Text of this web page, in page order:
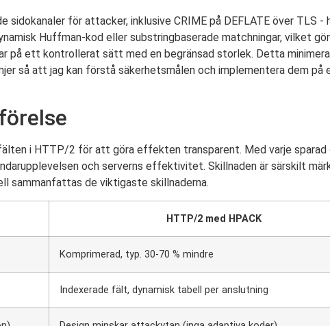
för attacker, inklusive CRIME på DEFLATE över TLS -
Huffman-kod eller substringbaserade matchningar, vilket
på ett kontrollerat sätt med en begränsad storlek. Detta
så att jag kan förstå säkerhetsmålen och implementera dem på
i HTTP/2 för att göra effekten transparent. Med varje sparad
och serverns effektivitet. Skillnaden är särskilt
sammanfattas de viktigaste skillnaderna.
HTTP/2 med HPACK
Komprimerad, typ. 30-70 % mindre
Indexerade fält, dynamisk tabell per anslutning